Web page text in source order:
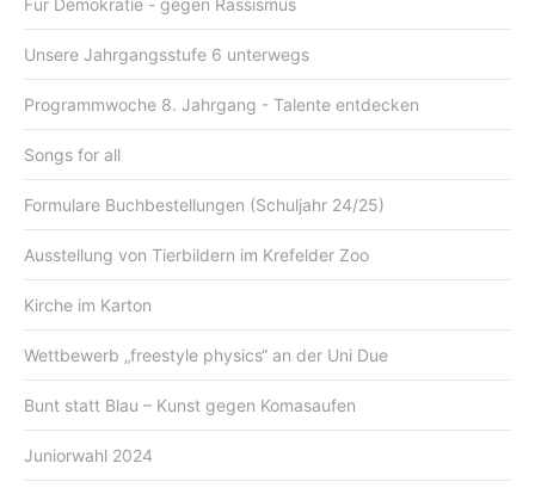
Für Demokratie - gegen Rassismus
Unsere Jahrgangsstufe 6 unterwegs
Programmwoche 8. Jahrgang - Talente entdecken
Songs for all
Formulare Buchbestellungen (Schuljahr 24/25)
Ausstellung von Tierbildern im Krefelder Zoo
Kirche im Karton
Wettbewerb „freestyle physics“ an der Uni Due
Bunt statt Blau – Kunst gegen Komasaufen
Juniorwahl 2024